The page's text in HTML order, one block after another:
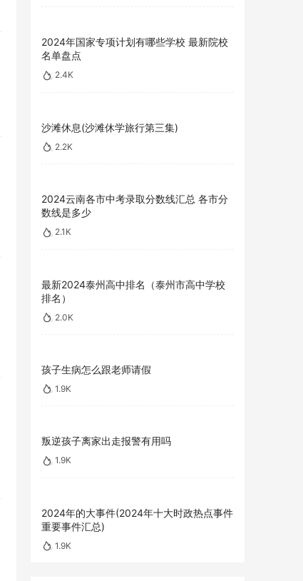
2024年国家专项计划有哪些学校 最新院校
名单盘点
2.4K
沙滩休息(沙滩休学旅行第三集)
2.2K
2024云南各市中考录取分数线汇总 各市分
数线是多少
2.1K
最新2024泰州高中排名（泰州市高中学校
排名）
2.0K
孩子生病怎么跟老师请假
1.9K
叛逆孩子离家出走报警有用吗
1.9K
2024年的大事件(2024年十大时政热点事件
重要事件汇总)
1.9K